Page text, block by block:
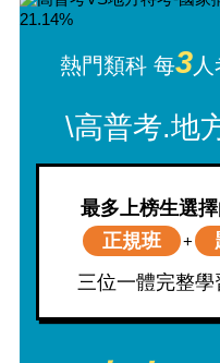
熱門類科 每3
\高普考.地
最多上榜生選
正規班 +
三位一體完整學